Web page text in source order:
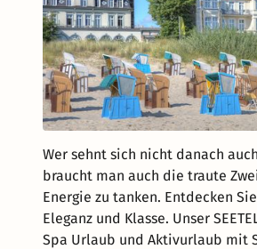
Wer sehnt sich nicht danach
braucht man auch die traute
Energie zu tanken. Entdecken
Eleganz und Klasse. Unser
Spa Urlaub und Aktivurlaub mit